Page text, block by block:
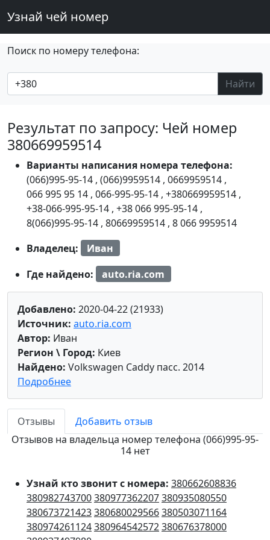
Узнай чей номер
Поиск по номеру телефона:
Найти
Результат по запросу: Чей номер
380669959514
Варианты написания номера телефона:
(066)995-95-14 , (066)9959514 , 0669959514 ,
066 995 95 14 , 066-995-95-14 , +380669959514 ,
+38-066-995-95-14 , +38 066 995-95-14 ,
8(066)995-95-14 , 80669959514 , 8 066 9959514
Владелец:
Иван
Где найдено:
auto.ria.com
Добавлено: 2020-04-22 (21933)
Источник: auto.ria.com
Автор: Иван
Регион \ Город: Киев
Найдено: Volkswagen Caddy пасс. 2014
Подробнее
Отзывы
Добавить отзыв
Отзывов на владельца номер телефона (066)995-95-
14 нет
Узнай кто звонит с номера: 380662608836
380982743700380977362207380935080550
380673721423380680029566380503071164
380974261124380964542572380676378000